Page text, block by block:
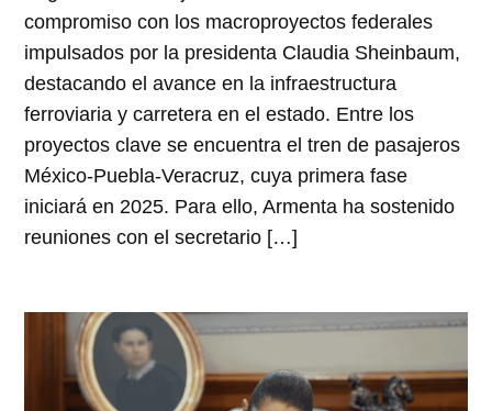
compromiso con los macroproyectos federales
impulsados por la presidenta Claudia Sheinbaum,
destacando el avance en la infraestructura
ferroviaria y carretera en el estado. Entre los
proyectos clave se encuentra el tren de pasajeros
México-Puebla-Veracruz, cuya primera fase
iniciará en 2025. Para ello, Armenta ha sostenido
reuniones con el secretario […]